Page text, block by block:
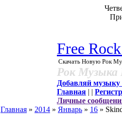
Free
Скачать Новую Рок
Рок Музыка
Добавляй музыку
Главная | |
Личные
Главная » 2014 » Январь » 16 »